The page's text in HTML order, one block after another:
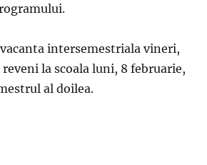
intersemestriala vineri,
la scoala luni, 8 februarie,
al doilea.